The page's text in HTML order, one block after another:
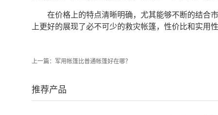
在价格上的特点清晰明确，尤其能够不断的结合
上更好的展现了必不可少的救灾帐篷，性价比和实用
上一篇： 军用帐篷比普通帐篷好在哪？
推荐产品